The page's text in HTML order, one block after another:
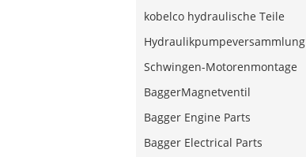
kobelco hydraulische Teile
Hydraulikpumpeversammlung
Schwingen-Motorenmontage
BaggerMagnetventil
Bagger Engine Parts
Bagger Electrical Parts